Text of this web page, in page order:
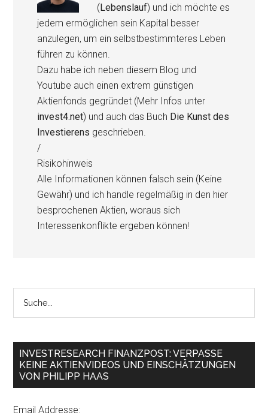
(Lebenslauf) und ich möchte es
jedem ermöglichen sein Kapital besser
anzulegen, um ein selbstbestimmteres Leben
führen zu können.
Dazu habe ich neben diesem Blog und
Youtube auch einen extrem günstigen
Aktienfonds gegründet (Mehr Infos unter
invest4.net) und auch das Buch Die Kunst des
Investierens geschrieben.
/
Risikohinweis
Alle Informationen können falsch sein (Keine
Gewähr) und ich handle regelmäßig in den hier
besprochenen Aktien, woraus sich
Interessenkonflikte ergeben können!
INVESTRESEARCH FINANZPOST: VERPASSE
KEINE AKTIENVIDEOS UND EINSCHÄTZUNGEN
VON PHILIPP HAAS
Email Addresse: